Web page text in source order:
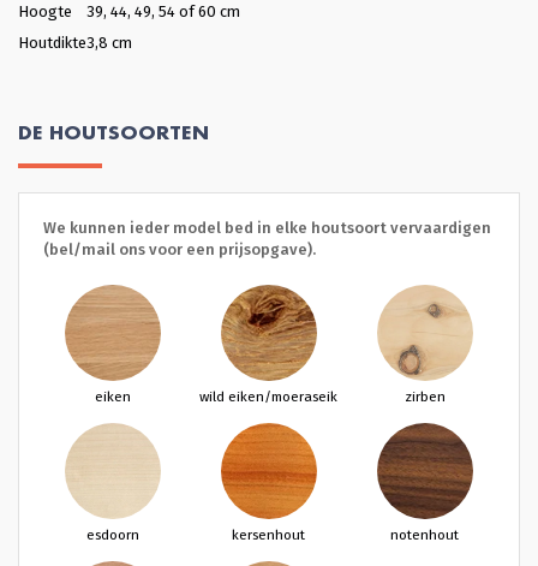
Hoogte
39, 44, 49, 54 of 60 cm
Houtdikte3,8 cm
DE HOUTSOORTEN
We kunnen ieder model bed in elke houtsoort vervaardigen
(bel/mail ons voor een prijsopgave).
eiken wild eiken/moeraseik zirben
esdoorn kersenhout notenhout